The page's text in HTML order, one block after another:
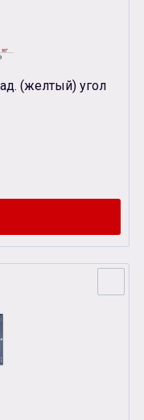
(желтый) угол